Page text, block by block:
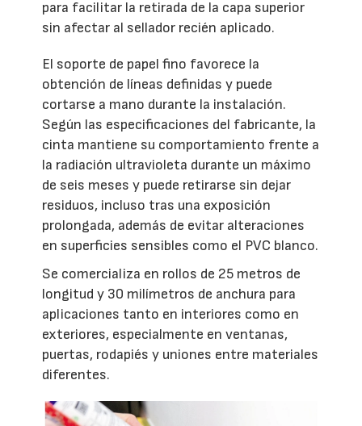
para facilitar la retirada de la capa superior
sin afectar al sellador recién aplicado.
El soporte de papel fino favorece la
obtención de líneas definidas y puede
cortarse a mano durante la instalación.
Según las especificaciones del fabricante, la
cinta mantiene su comportamiento frente a
la radiación ultravioleta durante un máximo
de seis meses y puede retirarse sin dejar
residuos, incluso tras una exposición
prolongada, además de evitar alteraciones
en superficies sensibles como el PVC blanco.
Se comercializa en rollos de 25 metros de
longitud y 30 milímetros de anchura para
aplicaciones tanto en interiores como en
exteriores, especialmente en ventanas,
puertas, rodapiés y uniones entre materiales
diferentes.